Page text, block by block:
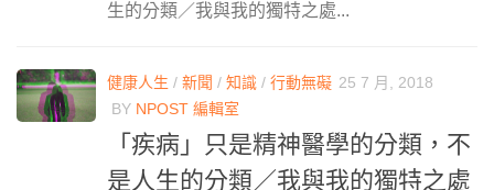
生的分類／我與我的獨特之處...
健康人生 / 新聞 / 知識 / 行動無礙 25 7 月, 2018
BY NPOST 編輯室
「疾病」只是精神醫學的分類，不
是人生的分類／我與我的獨特之處